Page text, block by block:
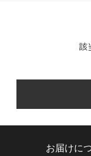
該
お届けに